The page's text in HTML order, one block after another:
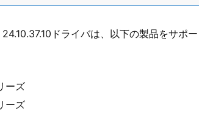
ドライバは、以下の製品をサポー
ーズ
ーズ